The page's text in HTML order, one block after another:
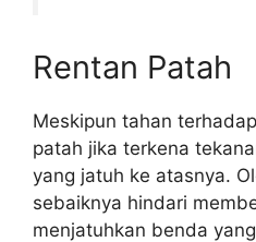
Rentan Patah
Meskipun tahan
patah jika terkena
yang jatuh ke atasnya.
sebaiknya hindari
menjatuhkan benda